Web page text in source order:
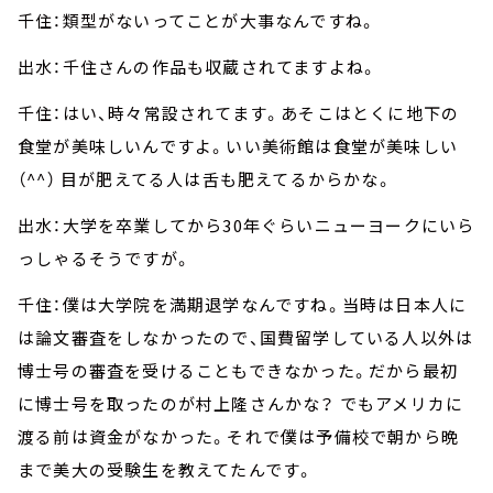
千住：類型がないってことが大事なんですね。
出水：千住さんの作品も収蔵されてますよね。
千住：はい、時々常設されてます。あそこはとくに地下の
食堂が美味しいんですよ。いい美術館は食堂が美味しい
（^^） 目が肥えてる人は舌も肥えてるからかな。
出水：大学を卒業してから30年ぐらいニューヨークにいら
っしゃるそうですが。
千住：僕は大学院を満期退学なんですね。当時は日本人に
は論文審査をしなかったので、国費留学している人以外は
博士号の審査を受けることもできなかった。だから最初
に博士号を取ったのが村上隆さんかな？ でもアメリカに
渡る前は資金がなかった。それで僕は予備校で朝から晩
まで美大の受験生を教えてたんです。